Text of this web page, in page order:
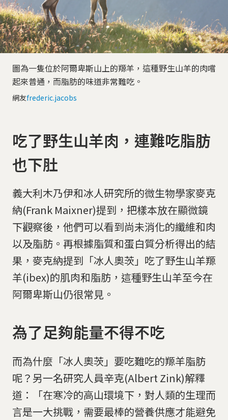
圖為一隻位於阿爾卑斯山上的羱羊，這種野生山羊的肉嚐
起來普通，而脂肪的味道非常難吃。
網友frederic.jacobs
吃了野生山羊肉，連難吃脂肪
也下肚
義大利木乃伊和冰人研究所的微生物學家麥克
納(Frank Maixner)提到，把樣本放在顯微鏡
下觀察後，他們可以看到尚未消化的纖維和肉
以及脂肪。再根據脂質和蛋白質分析得出的結
果，麥克納提到「冰人奧茨」吃了野生山羊羱
羊(ibex)的肌肉和脂肪，這種野生山羊至今在
阿爾卑斯山仍很常見。
為了足夠能量不得不吃
而為什麼「冰人奧茨」要吃難吃的羱羊脂肪
呢？另一名研究人員辛克(Albert Zink)解釋
道：「在寒冷的高山環境下，對人類的生理而
言是一大挑戰，需要最棒的營養供應才能避免